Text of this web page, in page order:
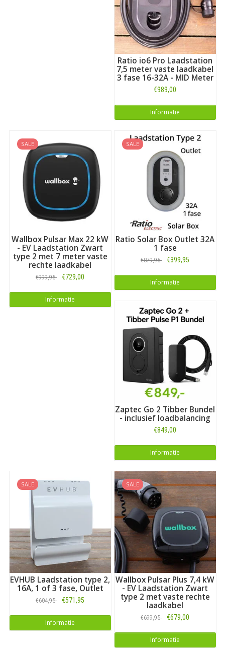
Ratio io6 Pro Laadstation
7,5 meter vaste laadkabel
3 fase 16-32A - MID Meter
€989,00
Informatie
SALE
Wallbox Pulsar Max 22 kW
- EV Laadstation Zwart
type 2 met 7 meter vaste
rechte laadkabel
€999,95 €729,00
Informatie
SALE
Ratio Solar Box Outlet 32A
1 fase
€879,95 €399,95
Informatie
Zaptec Go 2 Tibber Bundel
- inclusief loadbalancing
€849,00
Informatie
SALE
EVHUB Laadstation type 2,
16A, 1 of 3 fase, Outlet
€604,95 €571,95
Informatie
SALE
Wallbox Pulsar Plus 7,4 kW
- EV Laadstation Zwart
type 2 met vaste rechte
laadkabel
€699,95 €679,00
Informatie